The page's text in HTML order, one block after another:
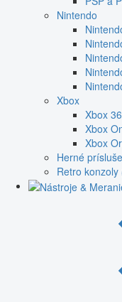
Nintendo
Xbox
Xbox
Xbox
Xbox
Herné
Retro konzoly